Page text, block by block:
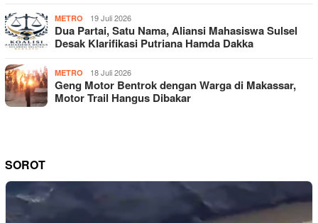
METRO 19 Juli 2026
Dua Partai, Satu Nama, Aliansi Mahasiswa Sulsel
Desak Klarifikasi Putriana Hamda Dakka
METRO 18 Juli 2026
Geng Motor Bentrok dengan Warga di Makassar,
Motor Trail Hangus Dibakar
SOROT